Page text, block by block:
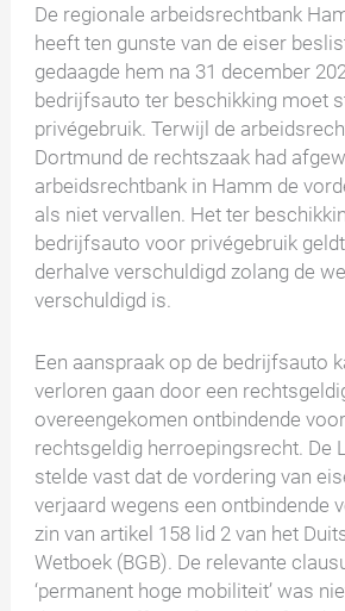
De regionale arbeidsrechtbank
heeft ten gunste van de eiser
gedaagde hem na 31 december
bedrijfsauto ter beschikking moet
privégebruik. Terwijl de
Dortmund de rechtszaak had
arbeidsrechtbank in Hamm de
als niet vervallen. Het ter
bedrijfsauto voor privégebruik
derhalve verschuldigd zolang de
verschuldigd is.
Een aanspraak op de bedrijfsauto
verloren gaan door een
overeengekomen ontbindende
rechtsgeldig herroepingsrecht. De
stelde vast dat de vordering van
verjaard wegens een ontbindende
zin van artikel 158 lid 2 van het
Wetboek (BGB). De relevante
‘permanent hoge mobiliteit’ was